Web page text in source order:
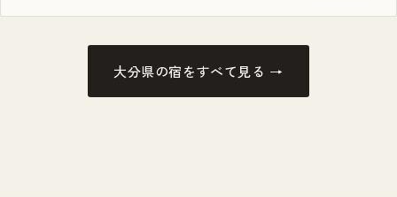
大分県の宿をすべて見る →